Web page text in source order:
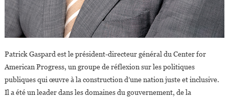
Patrick Gaspard est le président-directeur général du Center for
American Progress, un groupe de réflexion sur les politiques
publiques qui œuvre à la construction d’une nation juste et inclusive.
Il a été un leader dans les domaines du gouvernement, de la